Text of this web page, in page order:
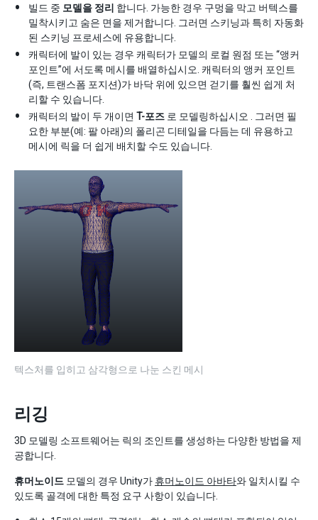
빌드 중 모델을 정리 합니다. 가능한 경우 구멍을 막고 버텍스를
밀착시키고 숨은 면을 제거합니다. 그러면 스키닝과 특히 자동화
된 스키닝 프로세스에 유용합니다.
캐릭터에 발이 있는 경우 캐릭터가 모델의 로컬 원점 또는 “앵커
포인트”에 서도록 메시를 배열하십시오. 캐릭터의 앵커 포인트
(즉, 트랜스폼 포지션)가 바닥 위에 있으면 걷기를 훨씬 쉽게 처
리할 수 있습니다.
캐릭터의 발이 두 개이면 T-포즈 로 모델링하십시오 . 그러면 필
요한 부분(예: 팔 아래)의 폴리곤 디테일을 다듬는 데 유용하고
메시에 릭을 더 쉽게 배치할 수도 있습니다.
텍스처를 입히고 삼각형으로 나눈 스킨 메시
리깅
3D 모델링 소프트웨어는 릭의 조인트를 생성하는 다양한 방법을 제
공합니다.
휴머노이드 모델의 경우 Unity가 휴머노이드 아바타와 일치시킬 수
있도록 골격에 대한 특정 요구 사항이 있습니다.